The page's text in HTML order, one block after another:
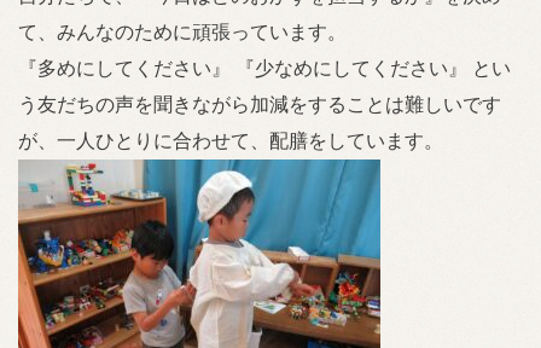
て、みんなのために頑張っています。
『多めにしてください』 『少なめにしてください』 とい
う友だちの声を聞きながら加減をすることは難しいです
が、一人ひとりに合わせて、配膳をしています。